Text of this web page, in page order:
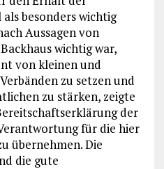
besonders wichtig
Aussagen von
wichtig war,
von kleinen und
zu setzen und
zu stärken, zeigte
der
für die hier
übernehmen. Die
die gute